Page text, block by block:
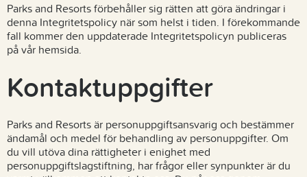
Parks and Resorts förbehåller sig rätten att göra ändringar i
denna Integritetspolicy när som helst i tiden. I förekommande
fall kommer den uppdaterade Integritetspolicyn publiceras
på vår hemsida.
Kontaktuppgifter
Parks and Resorts är personuppgiftsansvarig och bestämmer
ändamål och medel för behandling av personuppgifter. Om
du vill utöva dina rättigheter i enighet med
personuppgiftslagstiftning, har frågor eller synpunkter är du